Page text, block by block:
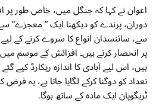
اعوان نے کہا کہ جنگل میں، خاص طور
دوران، پرندے کو دیکھنا ایک ” معجزے”
سے، سائنسدان انواع کا سروے کرنے کے لیے
پر انحصار کرتے ہیں۔ افزائش کے موسم
ہیں، اس لیے آبادی کا اندازہ ریکارڈ کیے
تعداد کو دوگنا کرکے لگایا جاتا ہے، یہ فرض
ٹریگوپان ایک مادہ کے ساتھ ہوگا۔